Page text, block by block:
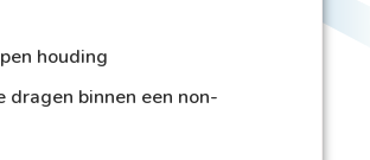
houding
dragen binnen een non-